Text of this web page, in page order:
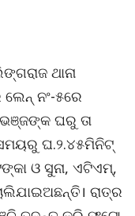
ଥାନା
ନଂ-୫ରେ
ଭଞ୍ଜଙ୍କ ଘରୁ ତା
ଘ.୨.୪୫ମିନିଟ୍
ଓ ସୁନା, ଏଟିଏମ୍,
ରାତ୍ର